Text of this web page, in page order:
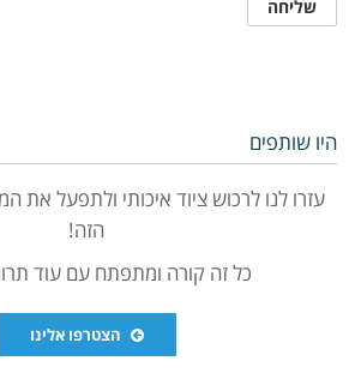
היו שותפים
עזרו לנו לרכוש ציוד איכותי ולתפעל את
הזה!
כל זה קורה ומתפתח עם עוד
הצטרפו אלינו